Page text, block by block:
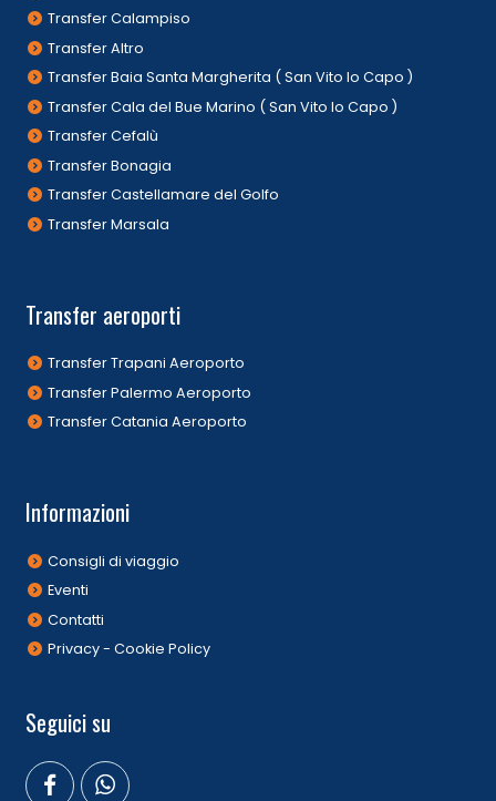
Transfer Calampiso
Transfer Altro
Transfer Baia Santa Margherita ( San Vito lo Capo )
Transfer Cala del Bue Marino ( San Vito lo Capo )
Transfer Cefalù
Transfer Bonagia
Transfer Castellamare del Golfo
Transfer Marsala
Transfer aeroporti
Transfer Trapani Aeroporto
Transfer Palermo Aeroporto
Transfer Catania Aeroporto
Informazioni
Consigli di viaggio
Eventi
Contatti
Privacy - Cookie Policy
Seguici su